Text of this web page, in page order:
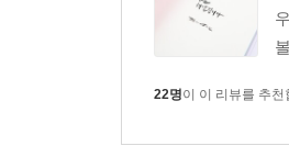
누구보다 삶을 사랑
김미경이 건네는 가
용기와 자신감이 조금
22명이 이 리뷰를 추천